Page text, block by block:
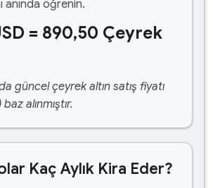
anında öğrenin.
= 890,50 Çeyrek
güncel çeyrek altın satış fiyatı
alınmıştır.
Kaç Aylık Kira Eder?